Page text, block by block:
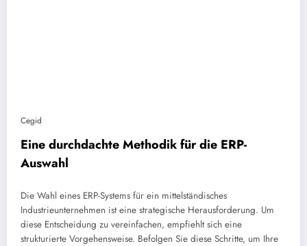
Cegid
Eine durchdachte Methodik für die ERP-
Auswahl
Die Wahl eines ERP-Systems für ein mittelständisches
Industrieunternehmen ist eine strategische Herausforderung. Um
diese Entscheidung zu vereinfachen, empfiehlt sich eine
strukturierte Vorgehensweise. Befolgen Sie diese Schritte, um Ihre